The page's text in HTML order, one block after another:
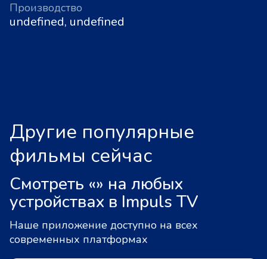
Производство
undefined, undefined
Другие популярные
фильмы сейчас
Смотреть «» на любых
устройствах в Impuls TV
Наше приложение доступно на всех
современных платформах